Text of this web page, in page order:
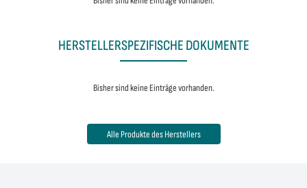
HERSTELLERSPEZIFISCHE DOKUMENTE
Bisher sind keine Einträge vorhanden.
Alle Produkte des Herstellers